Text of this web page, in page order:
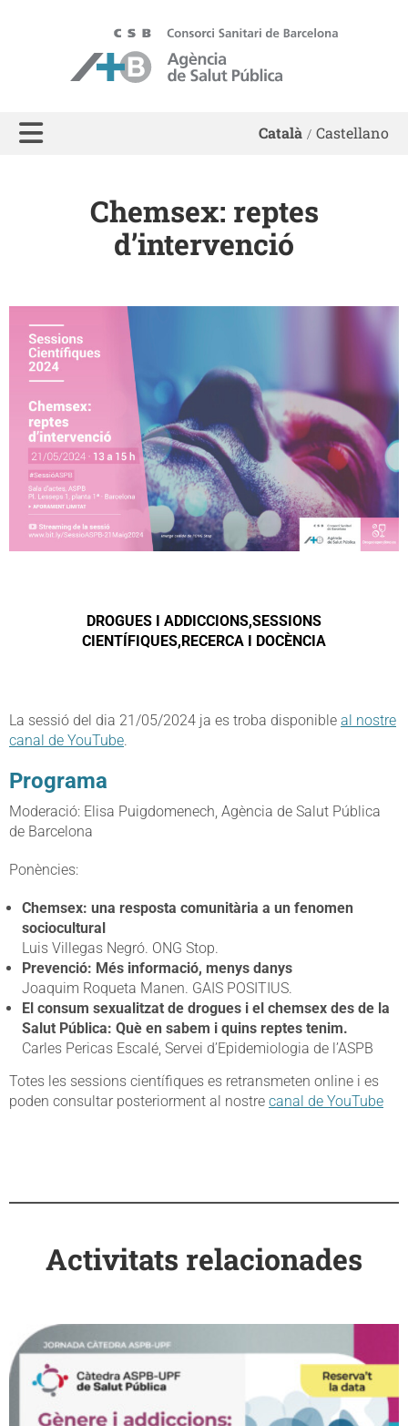
ASPB - Agència de Salut Pública de Barcelona
Català Castellano
Chemsex: reptes
d’intervenció
DROGUES I ADDICCIONS,SESSIONS
CIENTÍFIQUES,RECERCA I DOCÈNCIA
La sessió del dia 21/05/2024 ja es troba disponible al nostre
canal de YouTube.
Programa
Moderació: Elisa Puigdomenech, Agència de Salut Pública
de Barcelona
Ponències:
Chemsex: una resposta comunitària a un fenomen
sociocultural
Luis Villegas Negró. ONG Stop.
Prevenció: Més informació, menys danys
Joaquim Roqueta Manen. GAIS POSITIUS.
El consum sexualitzat de drogues i el chemsex des de la
Salut Pública: Què en sabem i quins reptes tenim.
Carles Pericas Escalé, Servei d’Epidemiologia de l’ASPB
Totes les sessions científiques es retransmeten online i es
poden consultar posteriorment al nostre canal de YouTube
Activitats relacionades